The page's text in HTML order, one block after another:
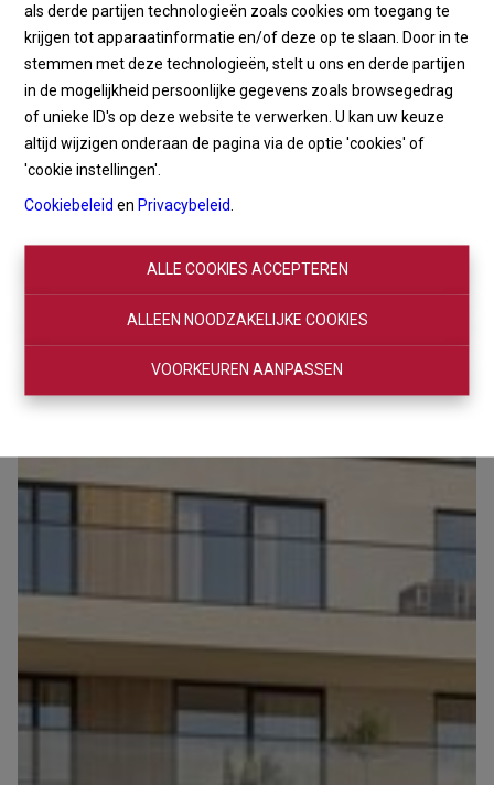
als derde partijen technologieën zoals cookies om toegang te
krijgen tot apparaatinformatie en/of deze op te slaan. Door in te
stemmen met deze technologieën, stelt u ons en derde partijen
in de mogelijkheid persoonlijke gegevens zoals browsegedrag
of unieke ID's op deze website te verwerken. U kan uw keuze
altijd wijzigen onderaan de pagina via de optie 'cookies' of
'cookie instellingen'.
Cookiebeleid en Privacybeleid.
ALLE COOKIES ACCEPTEREN
ALLEEN NOODZAKELIJKE COOKIES
VOORKEUREN AANPASSEN